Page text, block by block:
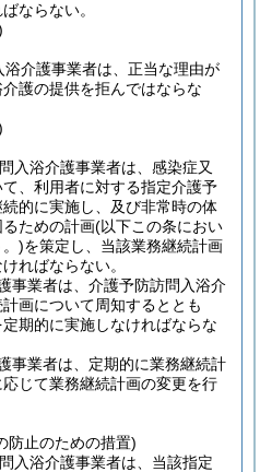
ならない。
介護事業者は、正当な理由が
護の提供を拒んではならな
入浴介護事業者は、感染症又
、利用者に対する指定介護予
的に実施し、及び非常時の体
ための計画(以下この条におい
)を策定し、当該業務継続計画
ればならない。
事業者は、介護予防訪問入浴介
画について周知するととも
期的に実施しなければならな
事業者は、定期的に業務継続計
じて業務継続計画の変更を行
防止のための措置)
入浴介護事業者は、当該指定